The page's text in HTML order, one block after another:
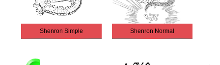
Shenron Simple Shenron Normal